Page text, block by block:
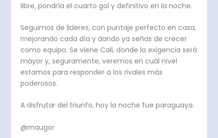
libre, pondría el cuarto gol y definitivo en la noche.
Seguimos de lideres, con puntaje perfecto en casa,
mejorando cada día y dando ya señas de crecer
como equipo. Se viene Cali, donde la exigencia será
mayor y, seguramente, veremos en cuál nivel
estamos para responder a los rivales más
poderosos.
A disfrutar del triunfo, hoy la noche fue paraguaya.
@maugor